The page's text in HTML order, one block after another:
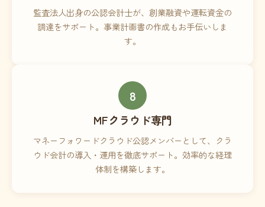
監査法人出身の公認会計士が、創業融資や運転資金の
調達をサポート。事業計画書の作成もお手伝いしま
す。
8
MFクラウド専門
マネーフォワードクラウド公認メンバーとして、クラ
ウド会計の導入・運用を徹底サポート。効率的な経理
体制を構築します。